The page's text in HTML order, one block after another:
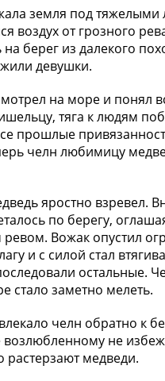
земля под тяжелыми
воздух от грозного
на берег из далекого
девушки.
на море и понял
тяга к людям
прошлые
челн любимицу
яростно взревел.
по берегу,
Вожак опустил
и с силой стал
остальные.
стало заметно мелеть.
челн обратно к
возлюбленному не
растерзают медведи.